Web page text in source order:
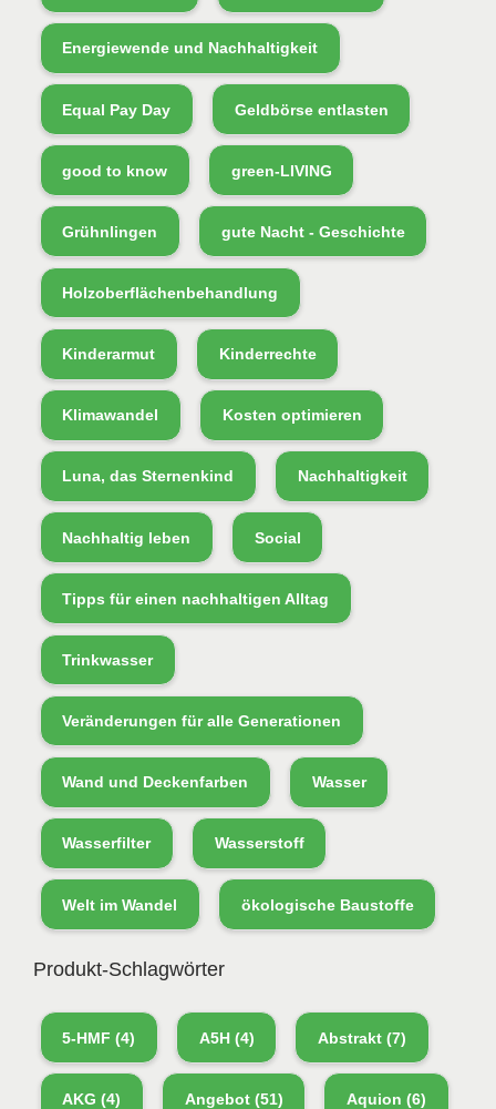
Energiewende und Nachhaltigkeit
Equal Pay Day Geldbörse entlasten
good to know green-LIVING
Grühnlingen gute Nacht - Geschichte
Holzoberflächenbehandlung
Kinderarmut Kinderrechte
Klimawandel Kosten optimieren
Luna, das Sternenkind Nachhaltigkeit
Nachhaltig leben Social
Tipps für einen nachhaltigen Alltag
Trinkwasser
Veränderungen für alle Generationen
Wand und Deckenfarben Wasser
Wasserfilter Wasserstoff
Welt im Wandel ökologische Baustoffe
Produkt-Schlagwörter
5-HMF (4) A5H(4) Abstrakt(7)
AKG (4) Angebot(51) Aquion (6)